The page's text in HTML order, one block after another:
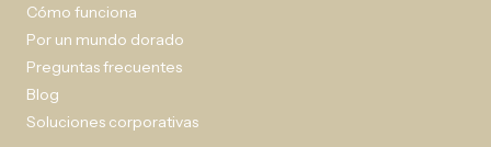
Cómo funciona
Por un mundo dorado
Preguntas frecuentes
Blog
Soluciones corporativas